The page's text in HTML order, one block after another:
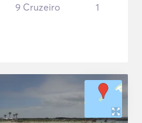
9 Cruzeiro 1